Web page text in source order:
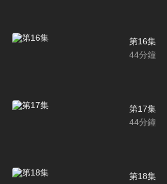
第16集
44分鐘
第17集
44分鐘
第18集